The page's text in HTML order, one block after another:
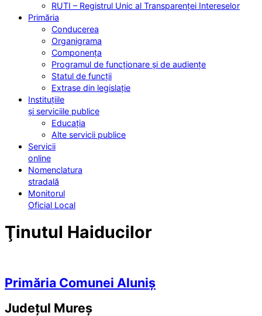
RUTI – Registrul Unic al Transparenței Intereselor
Primăria
Conducerea
Organigrama
Componența
Programul de funcționare și de audiențe
Statul de funcții
Extrase din legislație
Instituțiile
și serviciile publice
Educația
Alte servicii publice
Servicii
online
Nomenclatura
stradală
Monitorul
Oficial Local
Ţinutul Haiducilor
Primăria Comunei Aluniș
Județul Mureș